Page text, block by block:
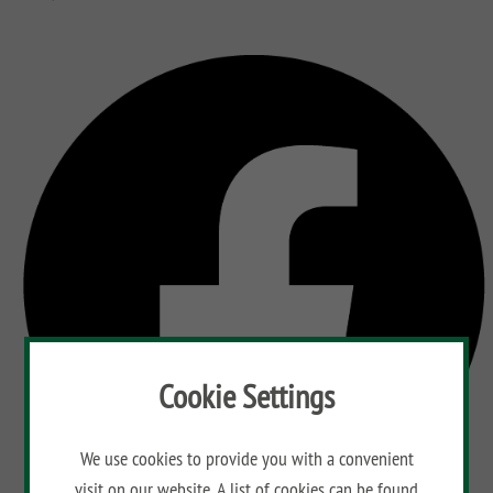
Cookie Settings
We use cookies to provide you with a convenient